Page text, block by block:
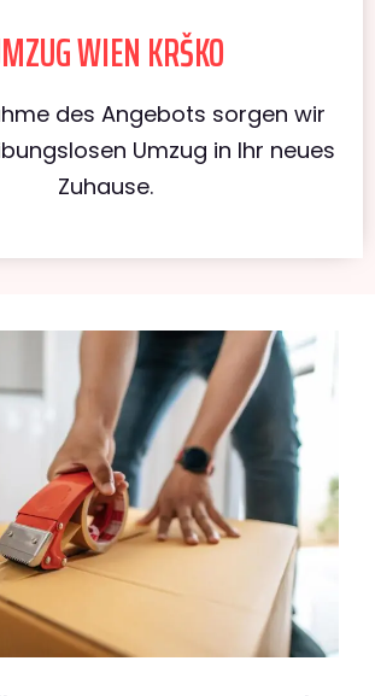
WIEN KRŠKO
des Angebots sorgen wir
Umzug in Ihr neues
Zuhause.